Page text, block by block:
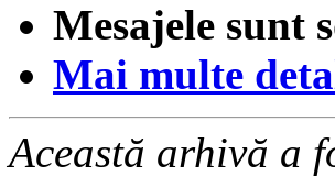
Mesajele sunt
Mai multe
Această arhivă a